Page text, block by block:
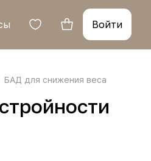
Войти
БАД для снижения веса